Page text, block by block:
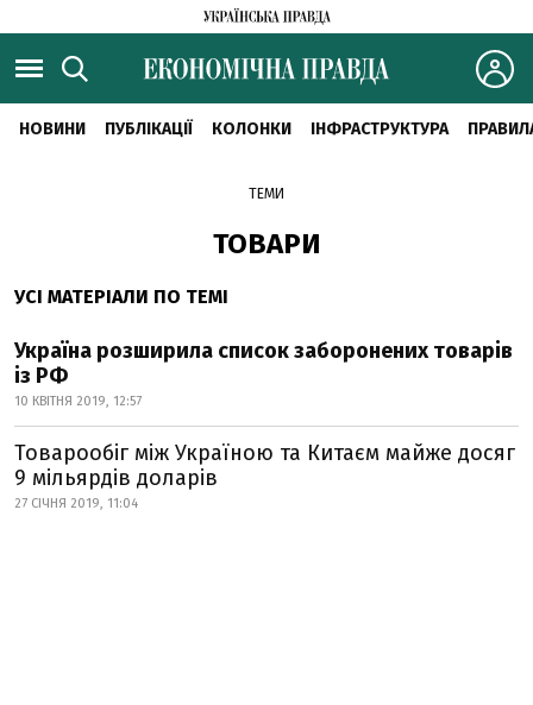
НОВИНИ ПУБЛІКАЦІЇ КОЛОНКИ ІНФРАСТРУКТУРА
ТЕМИ
ТОВАРИ
УСІ МАТЕРІАЛИ ПО ТЕМІ
Україна розширила список заборонених товарів
із РФ
10 КВІТНЯ 2019, 12:57
Товарообіг між Україною та Китаєм майже досяг
9 мільярдів доларів
27 СІЧНЯ 2019, 11:04